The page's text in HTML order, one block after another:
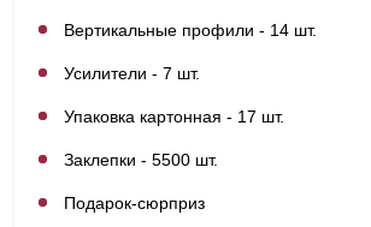
Вертикальные профили - 14 шт.
Усилители - 7 шт.
Упаковка картонная - 17 шт.
Заклепки - 5500 шт.
Подарок-сюрприз